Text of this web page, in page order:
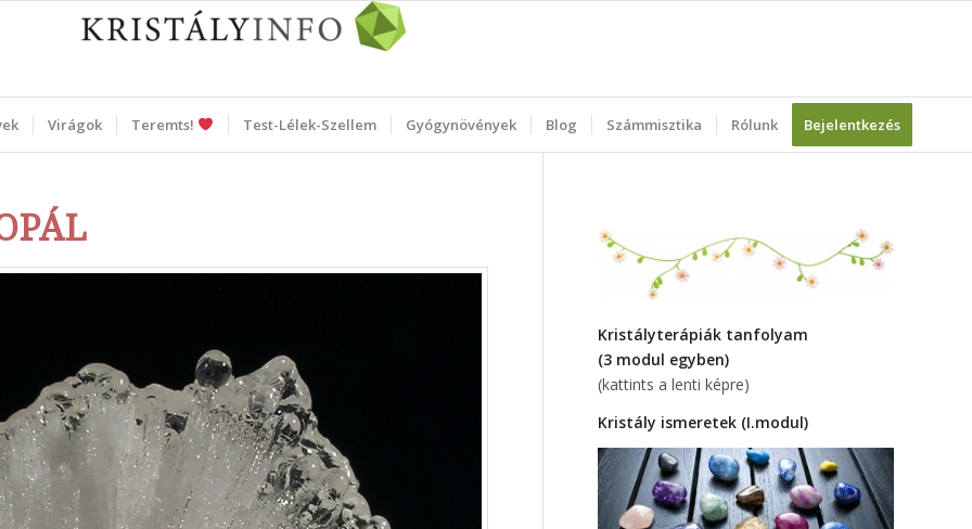
Virágok Teremts! Test-Lélek-Szellem Gyógynövények Blog Számmisztika Rólunk Bejelentkezés
Kristályterápiák tanfolyam
(3 modul egyben)
(kattints a lenti képre)
Kristály ismeretek (I.modul)